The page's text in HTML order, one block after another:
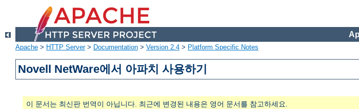
Apache > HTTP Server> Documentation > Version 2.4 > Platform Specific Notes
Novell NetWare에서 아파치 사용하기
이 문서는 최신판 번역이 아닙니다. 최근에 변경된 내용은 영어 문서를 참고하세요.